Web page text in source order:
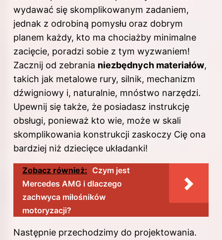
wydawać się skomplikowanym zadaniem,
jednak z odrobiną pomysłu oraz dobrym
planem każdy, kto ma chociażby minimalne
zacięcie, poradzi sobie z tym wyzwaniem!
Zacznij od zebrania niezbędnych materiałów,
takich jak metalowe rury, silnik, mechanizm
dźwigniowy i, naturalnie, mnóstwo narzędzi.
Upewnij się także, że posiadasz instrukcję
obsługi, ponieważ kto wie, może w skali
skomplikowania konstrukcji zaskoczy Cię ona
bardziej niż dziecięce układanki!
Zobacz również: Czym jest
Mercedes AMG i dlaczego
zachwyca miłośników
motoryzacji?
Następnie przechodzimy do projektowania.